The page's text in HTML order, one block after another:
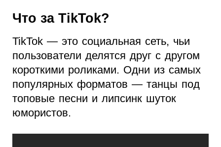
Что за TikTok?
TikTok — это социальная сеть, чьи
пользователи делятся друг с другом
короткими роликами. Одни из самых
популярных форматов — танцы под
топовые песни и липсинк шуток
юмористов.